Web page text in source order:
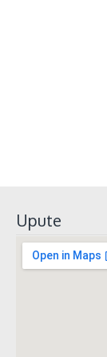
Upute